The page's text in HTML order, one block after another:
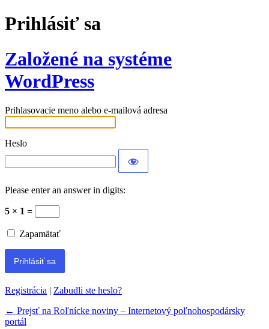
Prihlásiť sa
Založené na systéme
WordPress
Prihlasovacie meno alebo e-mailová adresa
Heslo
Please enter an answer in digits:
5 × 1 =
Zapamätať
Registrácia | Zabudli ste heslo?
← Prejsť na Roľnícke noviny – Internetový poľnohospodársky
portál